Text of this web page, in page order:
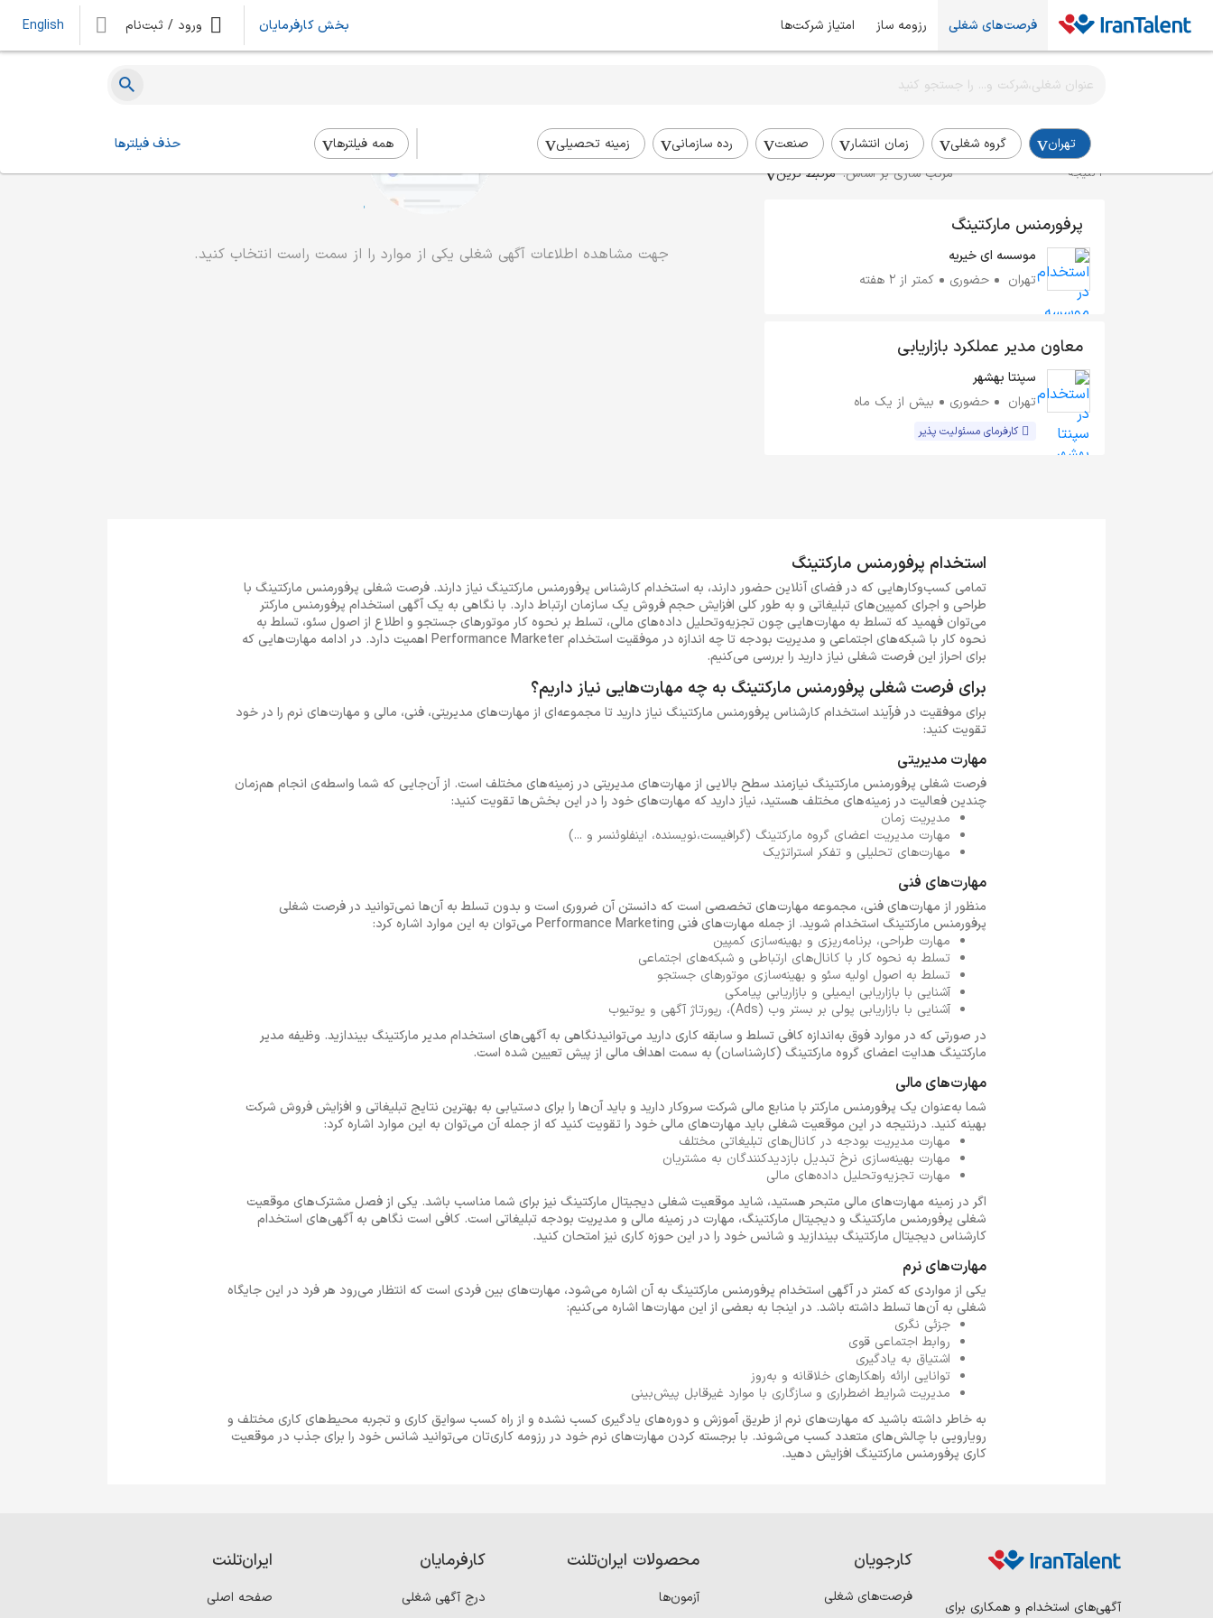
فرصت‌های شغلی رزومه ساز امتیاز شرکت‌ها بخش کارفرمایان ورود / ثبت‌نام English
تهران گروه شغلی زمان انتشار صنعت رده سازمانی زمینه تحصیلی همه فیلتر‌ها حذف فیلترها
اطلاع‌رسانی شغلی را برای این جستجو فعال کنید
استخدام پرفورمنس مارکتینگ در تهران
2 نتیجه مرتب سازی بر اساس: مرتبط ترین
پرفورمنس مارکتینگ
موسسه ای خیریه
تهران
حضوری کمتر از ۲ هفته
معاون مدیر عملکرد بازاریابی
سپنتا بهشهر
تهران
حضوری بیش از یک ماه
کارفرمای مسئولیت پذیر
جهت مشاهده اطلاعات آگهی شغلی یکی از موارد را از سمت راست انتخاب کنید.
استخدام پرفورمنس مارکتینگ
تمامی کسب‌وکارهایی که در فضای آنلاین حضور دارند، به استخدام کارشناس پرفورمنس مارکتینگ نیاز دارند. فرصت شغلی پرفورمنس مارکتینگ با
طراحی و اجرای کمپین‌های تبلیغاتی و به طور کلی افزایش حجم فروش یک سازمان ارتباط دارد. با نگاهی به یک آگهی استخدام پرفورمنس مارکتر
می‌توان فهمید که تسلط به مهارت‌هایی چون تجزیه‌و‌تحلیل داده‌های مالی، ‌تسلط بر نحوه کار موتورهای جستجو و اطلاع از اصول سئو، تسلط به
نحوه کار با شبکه‌های اجتماعی و مدیریت بودجه تا چه اندازه در موفقیت استخدام Performance Marketer اهمیت دارد. در ادامه مهارت‌هایی که
برای احراز این فرصت شغلی نیاز دارید را بررسی می‌کنیم.
برای فرصت شغلی پرفورمنس مارکتینگ به چه مهارت‌هایی نیاز داریم؟
برای موفقیت در فرآیند استخدام کارشناس پرفورمنس مارکتینگ نیاز دارید تا مجموعه‌ای از مهارت‌های مدیریتی، فنی، مالی و مهارت‌های نرم را در خود
تقویت کنید:
مهارت مدیریتی
فرصت شغلی پرفورمنس مارکتینگ نیازمند سطح بالایی از مهارت‌های مدیریتی در زمینه‌های مختلف است. از آن‌جایی که شما واسطه‌ی انجام هم‌زمان
چندین فعالیت در زمینه‌های مختلف هستید، نیاز دارید که مهارت‌های خود را در این بخش‌ها تقویت کنید:
مدیریت زمان
مهارت مدیریت اعضای گروه مارکتینگ (گرافیست،نویسنده، اینفلوئنسر و ...)
مهارت‌های تحلیلی و تفکر استراتژیک
مهارت‌های فنی
منظور از مهارت‌های فنی، مجموعه مهارت‌های تخصصی است که دانستن آن ضروری است و بدون تسلط به آن‌ها نمی‌توانید در فرصت شغلی
پرفورمنس مارکتینگ استخدام شوید. از جمله مهارت‌های فنی Performance Marketing می‌توان به این موارد اشاره کرد:
مهارت طراحی، برنامه‌ریزی و بهینه‌سازی کمپین
تسلط به نحوه کار با کانال‌های ارتباطی و شبکه‌های اجتماعی
تسلط به اصول اولیه سئو و بهینه‌سازی موتورهای جستجو
آشنایی با بازاریابی ایمیلی و بازاریابی پیامکی
آشنایی با بازاریابی پولی بر بستر وب (Ads)، رپورتاژ آگهی و یوتیوب
در صورتی که در موارد فوق به‌اندازه کافی تسلط و سابقه کاری دارید می‌توانیدنگاهی به آگهی‌های استخدام مدیر مارکتینگ بیندازید. وظیفه مدیر
مارکتینگ هدایت اعضای گروه مارکتینگ (کارشناسان) به سمت اهداف مالی از پیش تعیین شده است.
مهارت‌های مالی
شما به‌عنوان یک پرفورمنس مارکتر با منابع مالی شرکت سروکار دارید و باید آن‌ها را برای دستیابی به بهترین نتایج تبلیغاتی و افزایش فروش شرکت
بهینه کنید. درنتیجه در این موقعیت شغلی باید مهارت‌های مالی خود را تقویت کنید که از جمله آن می‌توان به این موارد اشاره کرد:
مهارت مدیریت بودجه در کانال‌های تبلیغاتی مختلف
مهارت بهینه‌سازی نرخ تبدیل بازدیدکنندگان به مشتریان
مهارت تجزیه‌وتحلیل داده‌های مالی
اگر در زمینه مهارت‌های مالی متبحر هستید، شاید موقعیت شغلی دیجیتال مارکتینگ نیز برای شما مناسب باشد. یکی از فصل مشترک‌های موقعیت
شغلی پرفورمنس مارکتینگ و دیجیتال مارکتینگ، مهارت در زمینه مالی و مدیریت بودجه تبلیغاتی است. کافی است نگاهی به آگهی‌های استخدام
کارشناس دیجیتال مارکتینگ بیندازید و شانس خود را در این حوزه کاری نیز امتحان کنید.
مهارت‌های نرم
یکی از مواردی که کمتر در آگهی استخدام پرفورمنس مارکتینگ به آن اشاره می‌شود، مهارت‌های بین فردی است که انتظار می‌رود هر فرد در این جایگاه
شغلی به آن‌ها تسلط داشته باشد. در اینجا به بعضی از این مهارت‌ها اشاره می‌کنیم:
جزئی نگری
روابط اجتماعی قوی
اشتیاق به یادگیری
توانایی ارائه راهکارهای خلاقانه و به‌روز
مدیریت شرایط اضطراری و سازگاری با موارد غیرقابل پیش‌بینی
به خاطر داشته باشید که مهارت‌های نرم از طریق آموزش و دوره‌های یادگیری کسب نشده و از راه کسب سوایق کاری و تجربه محیط‌های کاری مختلف و
رویارویی با چالش‌های متعدد کسب می‌شوند. با برجسته کردن مهارت‌های نرم خود در رزومه کاری‌تان می‌توانید شانس خود را برای جذب در موقعیت
کاری پرفورمنس مارکتینگ افزایش دهید.
آگهی‌های استخدام و همکاری برای
کارجویان
فرصت‌های شغلی
محصولات ایران‌تلنت
آزمون‌ها
کارفرمایان
درج آگهی شغلی
ایران‌تلنت
صفحه اصلی